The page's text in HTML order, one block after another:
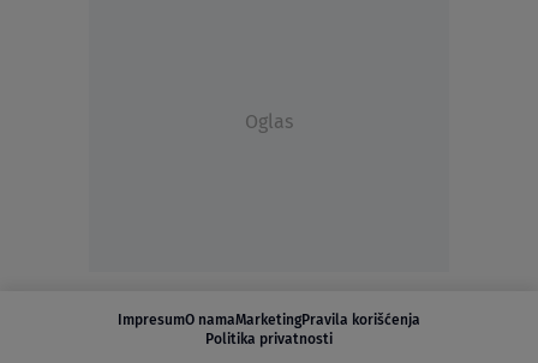
Oglas
ImpresumO namaMarketingPravila korišćenja
Politika privatnosti